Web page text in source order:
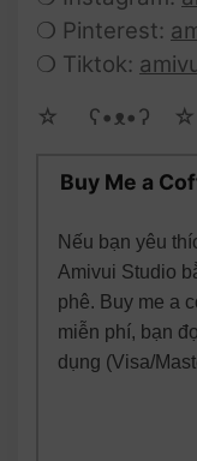
❍ Pinterest:
❍ Tiktok:
☆ゝ ʕ•ᴥ•ʔゝ☆
Buy Me a
Nếu bạn yêu
Amivui Studio
phê. Buy me a
miễn phí, bạn
dụng (Visa/